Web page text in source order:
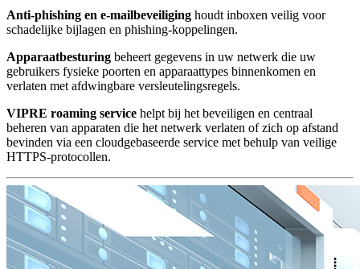
Anti-phishing en e-mailbeveiliging houdt inboxen veilig voor
schadelijke bijlagen en phishing-koppelingen.
Apparaatbesturing beheert gegevens in uw netwerk die uw
gebruikers fysieke poorten en apparaattypes binnenkomen en
verlaten met afdwingbare versleutelingsregels.
VIPRE roaming service helpt bij het beveiligen en centraal
beheren van apparaten die het netwerk verlaten of zich op afstand
bevinden via een cloudgebaseerde service met behulp van veilige
HTTPS-protocollen.